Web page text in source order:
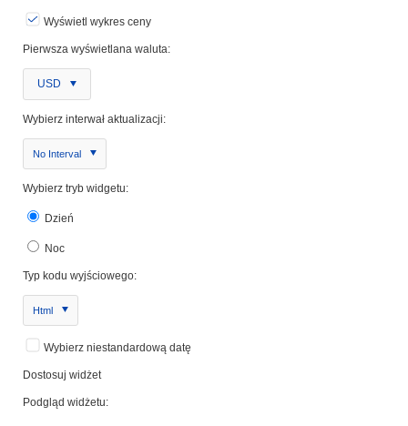
Wyświetl wykres ceny
Pierwsza wyświetlana waluta:
USD
Wybierz interwał aktualizacji:
No Interval
Wybierz tryb widgetu:
Dzień
Noc
Typ kodu wyjściowego:
Html
Wybierz niestandardową datę
Dostosuj widżet
Podgląd widżetu: